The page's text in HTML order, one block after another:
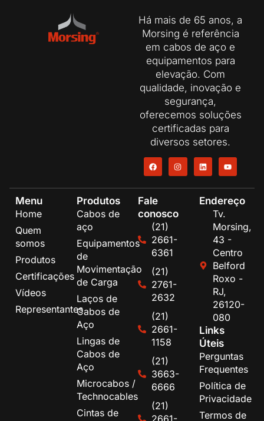
Há mais de 65 anos, a
Morsing é referência
em cabos de aço e
equipamentos para
elevação. Com
qualidade, inovação e
segurança,
oferecemos soluções
certificadas para
diversos setores.
Menu
Home
Quem
somos
Produtos
Certificações
Vídeos
Representantes
Produtos
Cabos de
aço
Equipamentos
de
Movimentação
de Carga
Laços de
Cabos de
Aço
Lingas de
Cabos de
Aço
Microcabos /
Technocables
Cintas de
Fale
conosco
(21)
2661-
6361
(21)
2761-
2632
(21)
2661-
1158
(21)
3663-
6666
(21)
2661-
Endereço
Tv.
Morsing,
43 -
Centro
Belford
Roxo -
RJ,
26120-
080
Links
Úteis
Perguntas
Frequentes
Política de
Privacidade
Termos de